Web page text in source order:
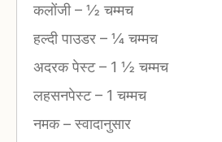
कलोंजी– ½ चम्मच
हल्दी पाउडर – ¼ चम्मच
अदरक पेस्ट– 1 ½ चम्मच
लहसनपेस्ट– 1 चम्मच
नमक–स्वादानुसार